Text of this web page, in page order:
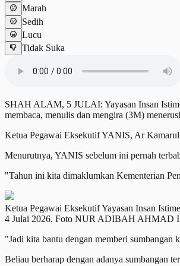
Marah
Sedih
Lucu
Tidak Suka
SHAH ALAM, 5 JULAI: Yayasan Insan
membaca, menulis dan mengira (3M)
Ketua Pegawai Eksekutif YANIS, Ar Kamarul
Menurutnya, YANIS sebelum ini pernah
"Tahun ini kita dimaklumkan Kementerian
Ketua Pegawai Eksekutif Yayasan Insan
4 Julai 2026. Foto NUR ADIBAH
"Jadi kita bantu dengan memberi sumbangan
Beliau berharap dengan adanya sumbangan